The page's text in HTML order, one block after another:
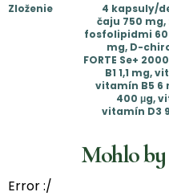
Zloženie
4 kapsuly/
čaju 750 mg,
fosfolipidmi
mg, D-
FORTE Se+
B1 1,1 mg,
vitamín B5 6
400 μg,
vitamín D3
Mohlo by
Error :/